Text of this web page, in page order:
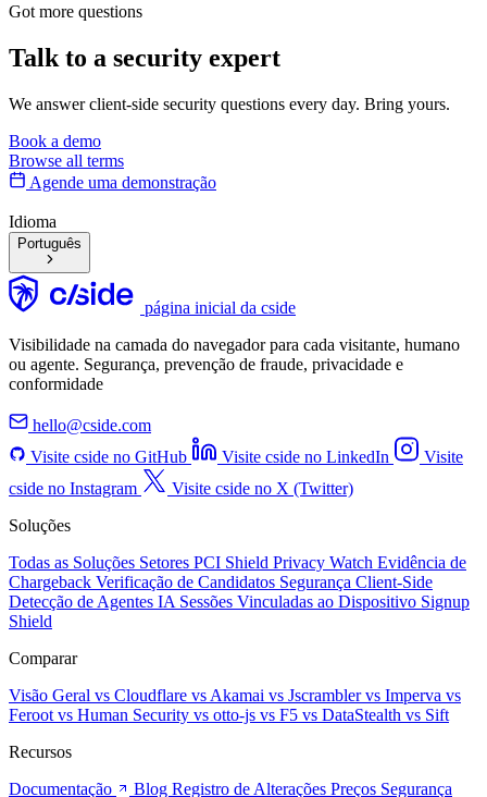
Got more questions
Talk to a security expert
We answer client-side security questions every day. Bring yours.
Book a demo
Browse all terms
Agende uma demonstração
Idioma
Português
página inicial da cside
Visibilidade na camada do navegador para cada visitante, humano
ou agente. Segurança, prevenção de fraude, privacidade e
conformidade
hello@cside.com
Visite cside no GitHub
Visite cside no LinkedIn
Visite
cside no Instagram
Visite cside no X (Twitter)
Soluções
Todas as Soluções Setores PCI Shield Privacy Watch Evidência de
Chargeback Verificação de Candidatos Segurança Client-Side
Detecção de Agentes IA Sessões Vinculadas ao Dispositivo Signup
Shield
Comparar
Visão Geral vs Cloudflare vs Akamai vs Jscramblervs Imperva vs
Feroot vs Human Security vs otto-js vs F5 vs DataStealth vs Sift
Recursos
Documentação
Blog Registro de Alterações Preços Segurança